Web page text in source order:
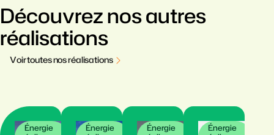
Découvrez nos autres
réalisations
Voirtoutesnosréalisations
Énergie
Énergie
Énergie
Énergie